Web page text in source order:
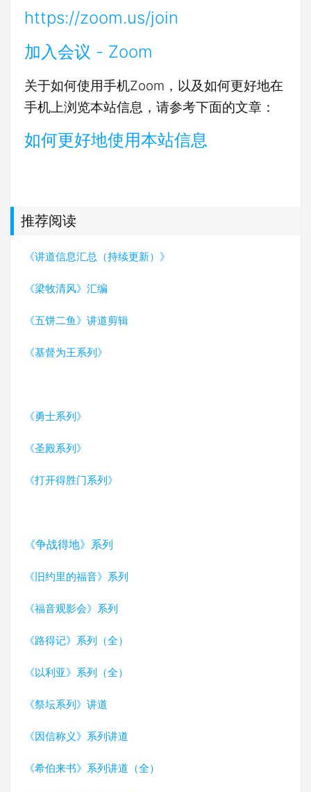
https://zoom.us/join
加入会议 - Zoom
关于如何使用手机Zoom，以及如何更好地在
手机上浏览本站信息，请参考下面的文章：
如何更好地使用本站信息
推荐阅读
《讲道信息汇总（持续更新）》
《梁牧清风》汇编
《五饼二鱼》讲道剪辑
《基督为王系列》
《勇士系列》
《圣殿系列》
《打开得胜门系列》
《争战得地》系列
《旧约里的福音》系列
《福音观影会》系列
《路得记》系列（全）
《以利亚》系列（全）
《祭坛系列》讲道
《因信称义》系列讲道
《希伯来书》系列讲道（全）